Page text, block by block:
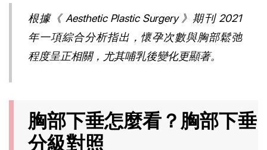
根據《 Aesthetic Plastic Surgery 》期刊 2021
年一項綜合分析指出，懷孕次數與胸部鬆弛
程度呈正相關，尤其哺乳後變化更顯著。
胸部下垂怎麼看？胸部下垂
分級對照